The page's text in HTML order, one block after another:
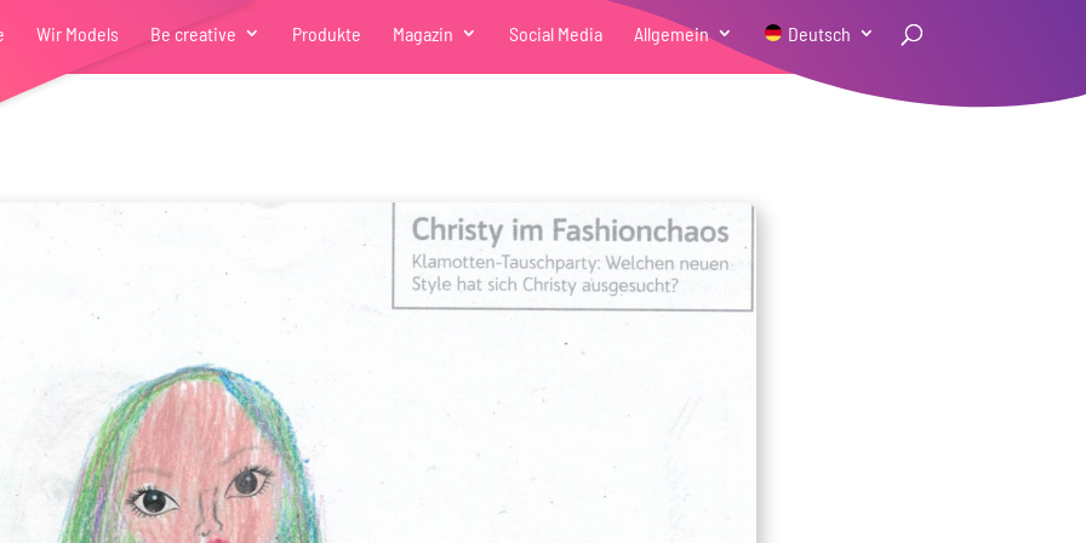
Wir Models Be creative Produkte Magazin Social Media Allgemein Deutsch